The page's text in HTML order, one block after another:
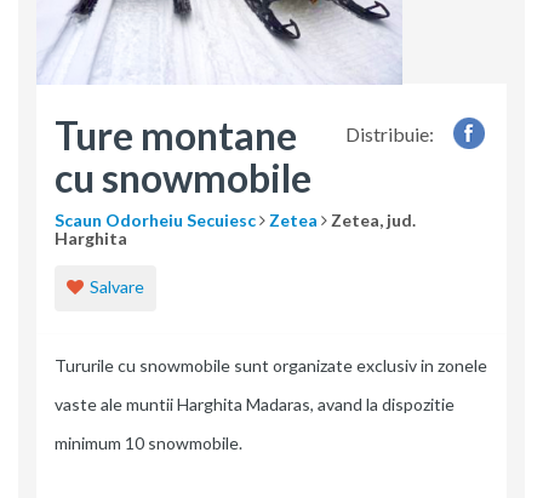
Distribuie:
Ture montane
cu snowmobile
Scaun Odorheiu Secuiesc Zetea
Zetea, jud.
Harghita
Salvare
Tururile cu snowmobile sunt organizate exclusiv in zonele
vaste ale muntii Harghita Madaras, avand la dispozitie
minimum 10 snowmobile.